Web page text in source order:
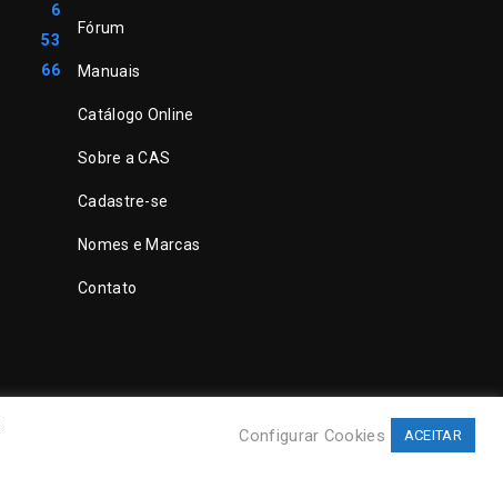
6
53
66
Fórum
Manuais
Catálogo Online
Sobre a CAS
Cadastre-se
Nomes e Marcas
Contato
Configurar Cookies ACEITAR